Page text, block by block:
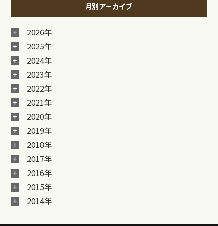
月別アーカイブ
2026年
2025年
2024年
2023年
2022年
2021年
2020年
2019年
2018年
2017年
2016年
2015年
2014年